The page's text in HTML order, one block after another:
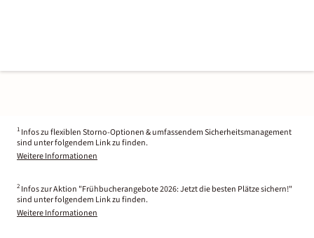
1 Infos zu flexiblen Storno-Optionen & umfassendem Sicherheitsmanagement
sind unter folgendem Link zu finden.
Weitere Informationen
2 Infos zur Aktion "Frühbucherangebote 2026: Jetzt die besten Plätze sichern!"
sind unter folgendem Link zu finden.
Weitere Informationen